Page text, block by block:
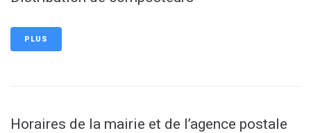
PLUS
Horaires de la mairie et de l’agence postale